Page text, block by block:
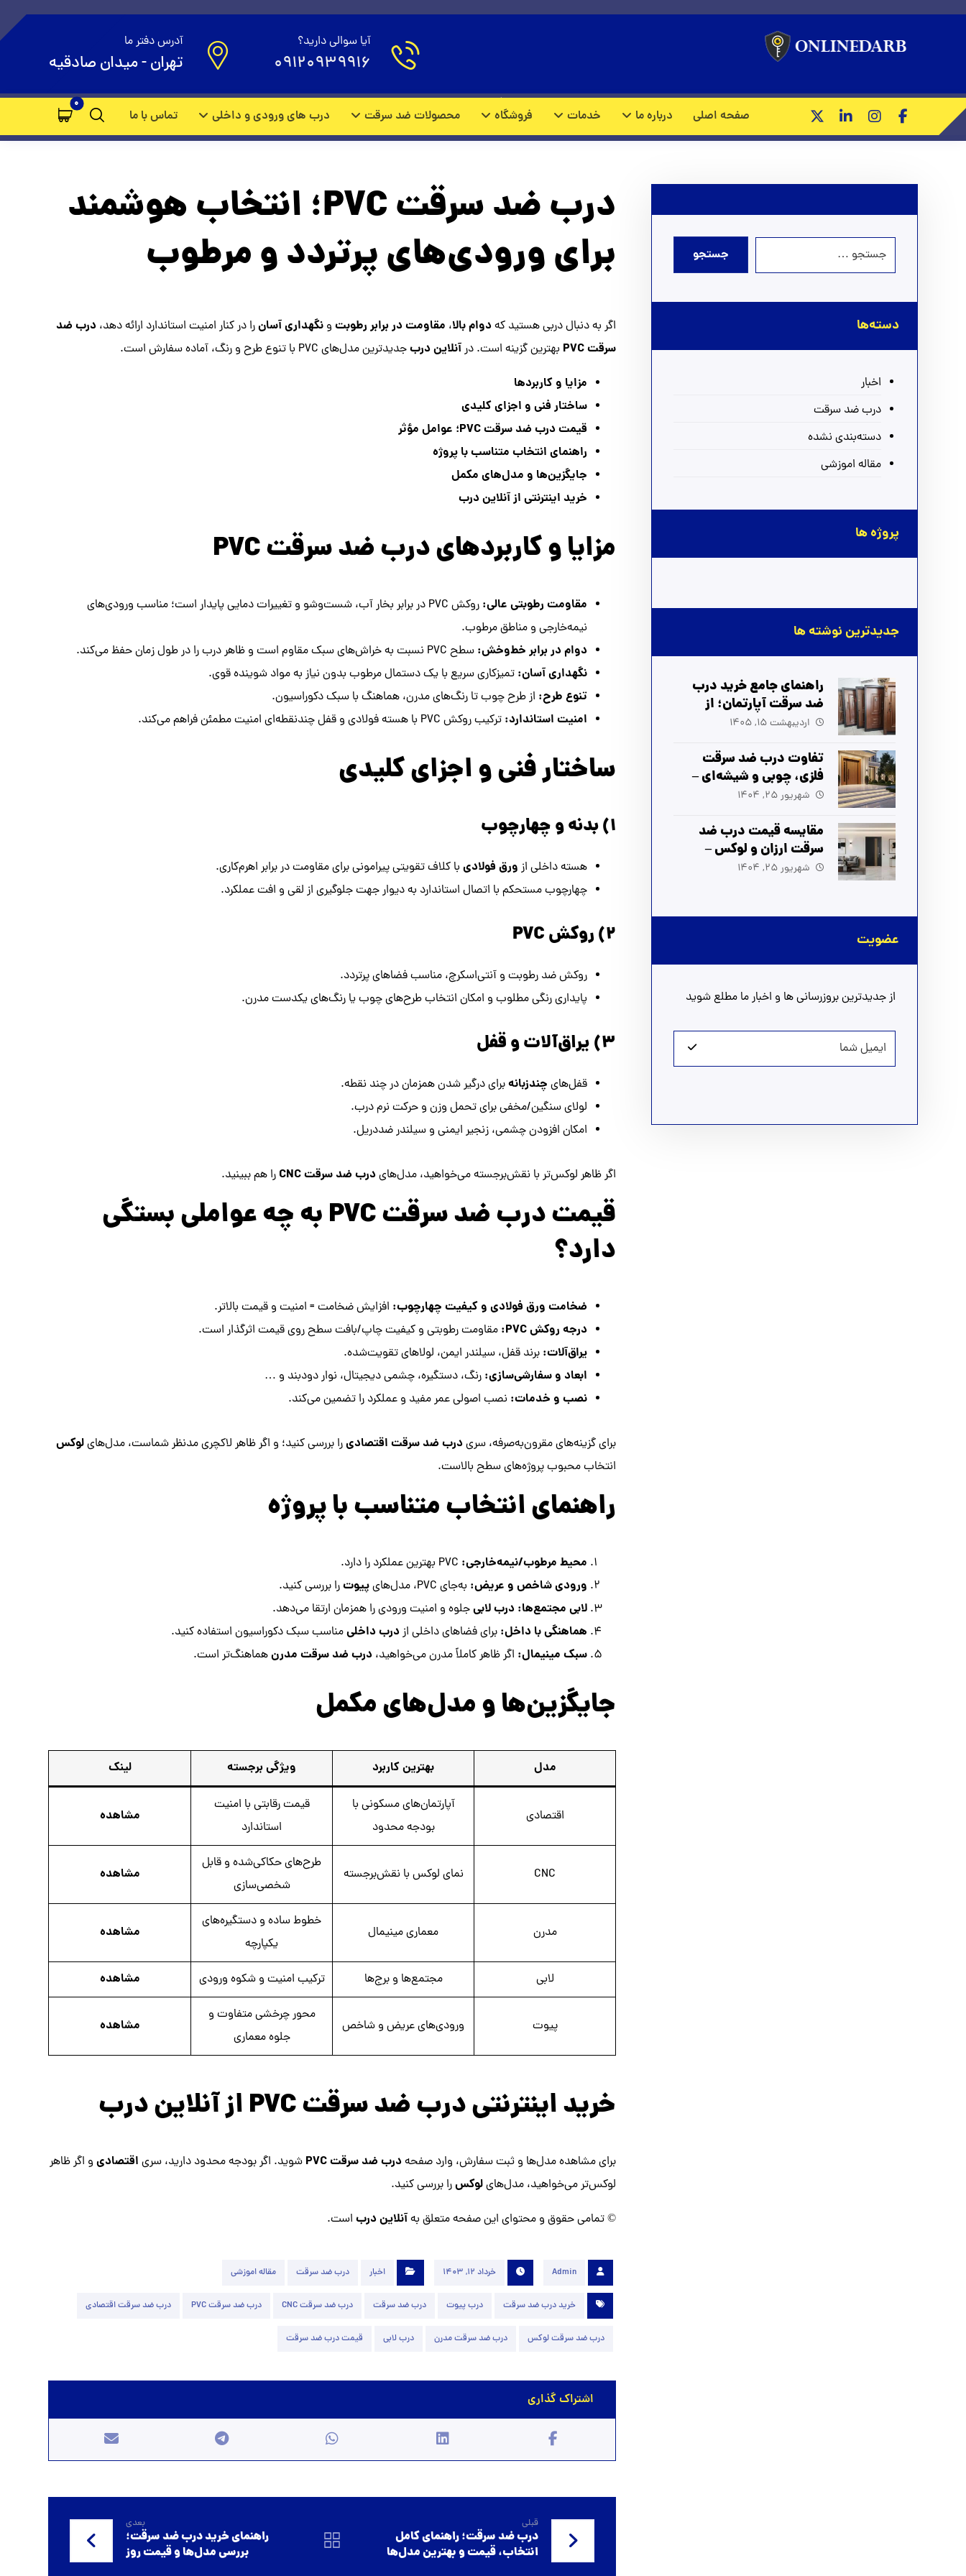
آدرس دفتر ما
تهران - میدان صادقیه
آیا سوالی دارید؟
09120939916
صفحه اصلی درباره ما خدمات فروشگاه محصولات ضد سرقت درب های ورودی و داخلی تماس با ما
درب ضد سرقت PVC؛ انتخاب هوشمند برای ورودی‌های پرتردد و مرطوب
درب ضد سرقت PVC؛ انتخاب هوشمند
برای ورودی‌های پرتردد و مرطوب
اگر به دنبال دربی هستید که دوام بالا، مقاومت در برابر رطوبتو نگهداری آسانرا در کنار امنیت استاندارد ارائه دهد، درب ضد
سرقت PVC
بهترین گزینه است. درآنلاین دربجدیدترین مدل‌های PVC با تنوع طرح و رنگ، آماده سفارش است.
مزایا و کاربردها
ساختار فنی و اجزای کلیدی
قیمت درب ضد سرقت PVC؛ عوامل مؤثر
راهنمای انتخاب متناسب با پروژه
جایگزین‌ها و مدل‌های مکمل
خرید اینترنتی از آنلاین درب
مزایا و کاربردهای درب ضد سرقت PVC
مقاومت رطوبتی عالی:
روکش PVC در برابر بخار آب، شست‌وشو و تغییرات دمایی پایدار است؛ مناسب ورودی‌های
نیمه‌خارجی و مناطق مرطوب.
دوام در برابر خط‌وخش: سطح PVC نسبت به خراش‌های سبک مقاوم است و ظاهر درب را در طول زمان حفظ می‌کند.
نگهداری آسان: تمیزکاری سریع با یک دستمال مرطوب بدون نیاز به مواد شوینده قوی.
تنوع طرح: از طرح چوب تا رنگ‌های مدرن، هماهنگ با سبک دکوراسیون.
امنیت استاندارد: ترکیب روکش PVC با هسته فولادی و قفل چندنقطه‌ای امنیت مطمئن فراهم می‌کند.
ساختار فنی و اجزای کلیدی
۱) بدنه و چهارچوب
هسته داخلی از ورق فولادیبا کلاف تقویتی پیرامونی برای مقاومت در برابر اهرم‌کاری.
چهارچوب مستحکم با اتصال استاندارد به دیوار جهت جلوگیری از لقی و افت عملکرد.
۲) روکش PVC
روکش ضد رطوبت و آنتی‌اسکرچ، مناسب فضاهای پرتردد.
پایداری رنگی مطلوب و امکان انتخاب طرح‌های چوب یا رنگ‌های یکدست مدرن.
۳) یراق‌آلات و قفل
قفل‌های چندزبانهبرای درگیر شدن همزمان در چند نقطه.
لولای سنگین/مخفی برای تحمل وزن و حرکت نرم درب.
امکان افزودن چشمی، زنجیر ایمنی و سیلندر ضد‌دریل.
اگر ظاهر لوکس‌تر با نقش‌برجسته می‌خواهید، مدل‌های درب ضد سرقت CNC را هم ببینید.
قیمت درب ضد سرقت PVC به چه عواملی بستگی
دارد؟
ضخامت ورق فولادی و کیفیت چهارچوب: افزایش ضخامت = امنیت و قیمت بالاتر.
درجه روکش PVC: مقاومت رطوبتی و کیفیت چاپ/بافت سطح روی قیمت اثرگذار است.
یراق‌آلات: برند قفل، سیلندر ایمن، لولاهای تقویت‌شده.
ابعاد و سفارشی‌سازی: رنگ، دستگیره، چشمی دیجیتال، نوار دودبند و …
نصب و خدمات: نصب اصولی عمر مفید و عملکرد را تضمین می‌کند.
برای گزینه‌های مقرون‌به‌صرفه، سری درب ضد سرقت اقتصادیرا بررسی کنید؛ و اگر ظاهر لاکچری مدنظر شماست، مدل‌هایلوکس
انتخاب محبوب پروژه‌های سطح بالاست.
راهنمای انتخاب متناسب با پروژه
محیط مرطوب/نیمه‌خارجی:
ورودی شاخص و عریض: به‌جای PVC، مدل‌های پیوترا بررسی کنید.
لابی مجتمع‌ها: درب لابیجلوه و امنیت ورودی را همزمان ارتقا می‌دهد.
هماهنگی با داخل: برای فضاهای داخلی از درب داخلیمناسب سبک دکوراسیون استفاده کنید.
سبک مینیمال: اگر ظاهر کاملاً مدرن می‌خواهید، درب ضد سرقت مدرنهماهنگ‌تر است.
جایگزین‌ها و مدل‌های مکمل
مدل بهترین کاربرد ویژگی برجسته لینک
اقتصادی
آپارتمان‌های مسکونی با
بودجه محدود
قیمت رقابتی با امنیت
استاندارد
مشاهده
CNC نمای لوکس با نقش‌برجسته
طرح‌های حکاکی‌شده و قابل
شخصی‌سازی
مشاهده
مدرن معماری مینیمال
خطوط ساده و دستگیره‌های
یکپارچه
مشاهده
لابی مجتمع‌ها و برج‌ها ترکیب امنیت و شکوه ورودی مشاهده
پیوت ورودی‌های عریض و شاخص
محور چرخشی متفاوت و
جلوه معماری
مشاهده
خرید اینترنتی درب ضد سرقت PVC از آنلاین درب
برای مشاهده مدل‌ها و ثبت سفارش، وارد صفحه درب ضد سرقت PVC شوید. اگر بودجه محدود دارید، سری اقتصادیو اگر ظاهر
لوکس‌تر می‌خواهید، مدل‌هایلوکسرا بررسی کنید.
© تمامی حقوق و محتوای این صفحه متعلق بهآنلاین درباست.
Admin خرداد 12, 1403 اخبار درب ضد سرقت مقاله اموزشی
خرید درب ضد سرقت درب پیوت درب ضد سرقت درب ضد سرقت CNC درب ضد سرقت PVC درب ضد سرقت اقتصادی
درب ضد سرقت لوکس درب ضد سرقت مدرن درب لابی قیمت درب ضد سرقت
قبلی
درب ضد سرقت؛ راهنمای کامل
انتخاب، قیمت و بهترین مدل‌ها
بعدی
راهنمای خرید درب ضد سرقت؛
بررسی مدل‌ها و قیمت روز
دسته‌ها
اخبار
درب ضد سرقت
دسته‌بندی نشده
مقاله اموزشی
پروژه ها
جدیدترین نوشته ها
راهنمای جامع خرید درب
ضد سرقت آپارتمان؛ از
انتخاب تا نصب (آپدیت
اردیبهشت 15, 1405
تفاوت درب ضد سرقت
فلزی، چوبی و شیشه‌ای –
راهنمای انتخاب بهترین
شهریور 25, 1404
مقایسه قیمت درب ضد
سرقت ارزان و لوکس –
بهترین انتخاب برای شما
شهریور 25, 1404
عضویت
از جدیدترین بروزرسانی ها و اخبار ما مطلع شوید